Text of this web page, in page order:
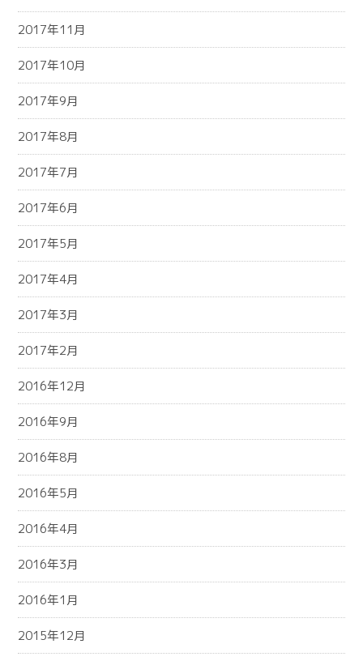
2017年11月
2017年10月
2017年9月
2017年8月
2017年7月
2017年6月
2017年5月
2017年4月
2017年3月
2017年2月
2016年12月
2016年9月
2016年8月
2016年5月
2016年4月
2016年3月
2016年1月
2015年12月